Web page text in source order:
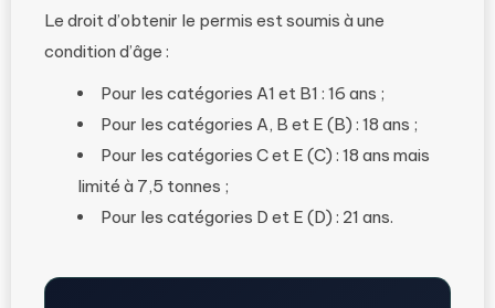
Le droit d’obtenir le permis est soumis à une
condition d’âge :
Pour les catégories A1 et B1 : 16 ans ;
Pour les catégories A, B et E (B) : 18 ans ;
Pour les catégories C et E (C) : 18 ans mais
limité à 7,5 tonnes ;
Pour les catégories D et E (D) : 21 ans.